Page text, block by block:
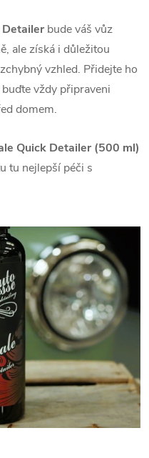
Detailer bude váš vůz
ale získá i důležitou
vzhled. Přidejte ho
vždy připraveni
domem.
Quick Detailer (500 ml)
tu nejlepší péči s